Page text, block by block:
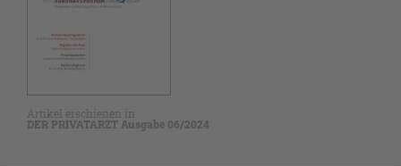
Artikel erschienen in
DER PRIVATARZT Ausgabe 06/2024